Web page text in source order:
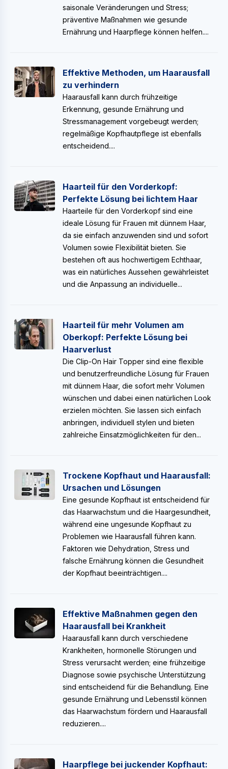
saisonale Veränderungen und Stress;
präventive Maßnahmen wie gesunde
Ernährung und Haarpflege können helfen....
Effektive Methoden, um Haarausfall
zu verhindern
Haarausfall kann durch frühzeitige
Erkennung, gesunde Ernährung und
Stressmanagement vorgebeugt werden;
regelmäßige Kopfhautpflege ist ebenfalls
entscheidend....
Haarteil für den Vorderkopf:
Perfekte Lösung bei lichtem Haar
Haarteile für den Vorderkopf sind eine
ideale Lösung für Frauen mit dünnem Haar,
da sie einfach anzuwenden sind und sofort
Volumen sowie Flexibilität bieten. Sie
bestehen oft aus hochwertigem Echthaar,
was ein natürliches Aussehen gewährleistet
und die Anpassung an individuelle...
Haarteil für mehr Volumen am
Oberkopf: Perfekte Lösung bei
Haarverlust
Die Clip-On Hair Topper sind eine flexible
und benutzerfreundliche Lösung für Frauen
mit dünnem Haar, die sofort mehr Volumen
wünschen und dabei einen natürlichen Look
erzielen möchten. Sie lassen sich einfach
anbringen, individuell stylen und bieten
zahlreiche Einsatzmöglichkeiten für den...
Trockene Kopfhaut und Haarausfall:
Ursachen und Lösungen
Eine gesunde Kopfhaut ist entscheidend für
das Haarwachstum und die Haargesundheit,
während eine ungesunde Kopfhaut zu
Problemen wie Haarausfall führen kann.
Faktoren wie Dehydration, Stress und
falsche Ernährung können die Gesundheit
der Kopfhaut beeinträchtigen....
Effektive Maßnahmen gegen den
Haarausfall bei Krankheit
Haarausfall kann durch verschiedene
Krankheiten, hormonelle Störungen und
Stress verursacht werden; eine frühzeitige
Diagnose sowie psychische Unterstützung
sind entscheidend für die Behandlung. Eine
gesunde Ernährung und Lebensstil können
das Haarwachstum fördern und Haarausfall
reduzieren....
Haarpflege bei juckender Kopfhaut: